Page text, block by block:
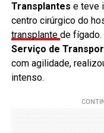
Transplantes e teve
centro cirúrgico do
transplante de fígado.
Serviço de
com agilidade,
intenso.